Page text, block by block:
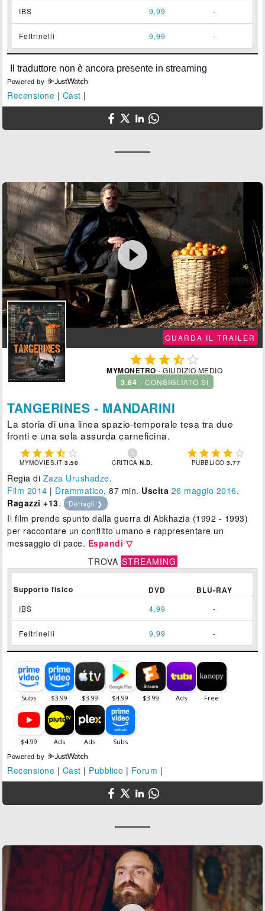
IBS 9,99 -
Feltrinelli 9,99 -
Powered by
Recensione | Cast |

GUARDA IL TRAILER
 
MYMONETRO - GIUDIZIO MEDIO
3.64 - CONSIGLIATO SÌ
TANGERINES - MANDARINI
La storia di una linea spazio-temporale tesa tra due
fronti e una sola assurda carneficina.
    
MYMOVIES.IT3.50

CRITICAN.D.
    
PUBBLICO3.77
Regia di Zaza Urushadze.
Film 2014 | Drammatico, 87 min. Uscita 26 maggio 2016.
Ragazzi +13. Dettagli ❯
Il film prende spunto dalla guerra di Abkhazia (1992 - 1993)
per raccontare un conflitto umano e rappresentare un
messaggio di pace. Espandi ▽
TROVA STREAMING
Supporto fisico DVD BLU-RAY
IBS 4,99 -
Feltrinelli 9,99 -
Powered by
Recensione | Cast | Pubblico | Forum |